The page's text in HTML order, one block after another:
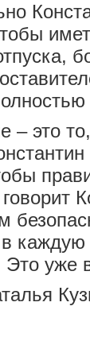
– это
каждую
Это уже